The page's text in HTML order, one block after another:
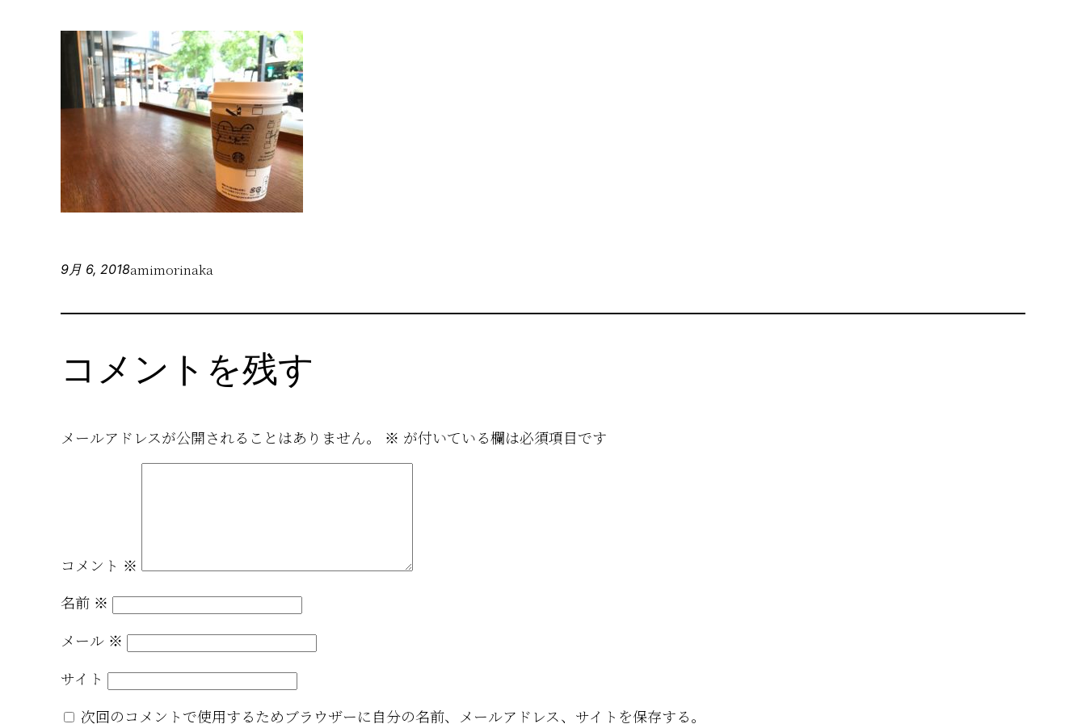
9月 6, 2018amimorinaka
コメントを残す
メールアドレスが公開されることはありません。 ※ が付いている欄は必須項目です
コメント ※
名前 ※
メール ※
サイト
次回のコメントで使用するためブラウザーに自分の名前、メールアドレス、サイトを保存する。